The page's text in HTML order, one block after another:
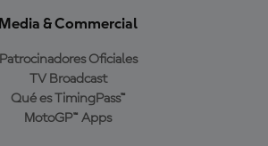
Media & Commercial
Patrocinadores Oficiales
TV Broadcast
Qué es TimingPass™
MotoGP™ Apps